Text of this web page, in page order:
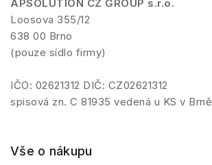
APSOLUTION CZ GROUP s.r.o.
Loosova 355/12
638 00 Brno
(pouze sídlo firmy)
IČO: 02621312 DIČ: CZ02621312
spisová zn. C 81935 vedená u KS v Brně
Vše o nákupu